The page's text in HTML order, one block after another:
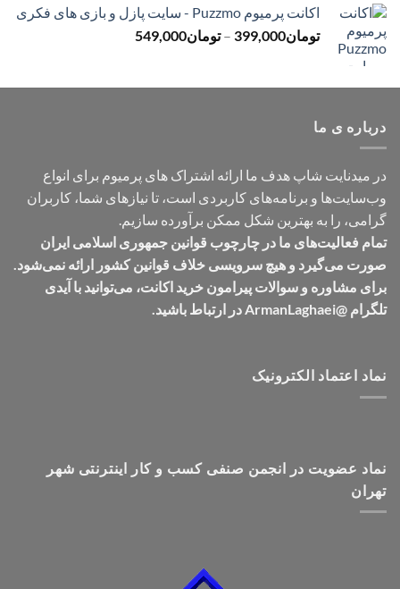
اکانت پرمیوم Puzzmo - سایت پازل و بازی های فکری
تومان399,000
– تومان549,000
تا
درباره ی ما
در میدنایت شاپ هدف ما ارائه اشتراک های پرمیوم برای انواع
وب‌سایت‌ها و برنامه‌های کاربردی است، تا نیازهای شما، کاربران
گرامی، را به بهترین شکل ممکن برآورده سازیم.
تمام فعالیت‌های ما در چارچوب قوانین جمهوری اسلامی ایران
صورت می‌گیرد و هیچ سرویسی خلاف قوانین کشور ارائه نمی‌شود.
برای مشاوره و سوالات پیرامون خرید اکانت، می‌توانید با آیدی
تلگرام @ArmanLaghaei در ارتباط باشید.
نماد اعتماد الکترونیک
نماد عضویت در انجمن صنفی کسب و کار اینترنتی شهر
تهران